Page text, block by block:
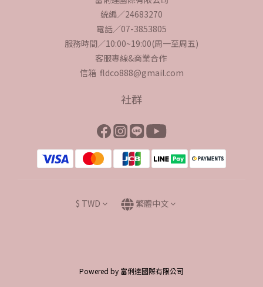
統編／24683270
電話／07-3853805
服務時間／10:00~19:00(周一至周五)
客服專線&商業合作
信箱 fldco888@gmail.com
社群
$ TWD 繁體中文
Powered by 富俐達國際有限公司